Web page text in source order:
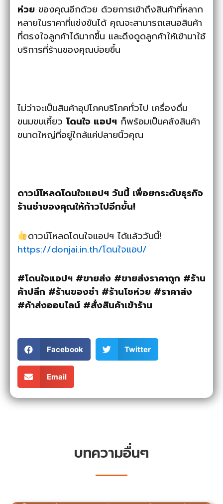
ห่วย ของคุณอีกด้วย ด้วยการเข้าถึงสินค้าที่หลาก
หลายในราคาที่แข่งขันได้ คุณจะสามารถเสนอสินค้า
ที่ตรงใจลูกค้าได้มากขึ้น และดึงดูดลูกค้าให้เข้ามาใช้
บริการที่ร้านของคุณบ่อยขึ้น
ไม่ว่าจะเป็นสินค้าอุปโภคบริโภคทั่วไป เครื่องดื่ม
ขนมขบเคี้ยว โดนใจ แอปฯ ก็พร้อมเป็นคลังสินค้า
ขนาดใหญ่ที่อยู่ใกล้แค่ปลายนิ้วคุณ
ดาวน์โหลดโดนใจแอปฯ วันนี้ เพื่อยกระดับธุรกิจ
ร้านชำของคุณให้ก้าวไปอีกขั้น!
ดาวน์โหลดโดนใจแอปฯ ได้แล้ววันนี้!
https://donjai.in.th/โดนใจแอป/
#โดนใจแอปฯ #ขายส่ง #ขายส่งราคาถูก #ร้าน
ค้าปลีก #ร้านของชำ #ร้านโชห่วย #ราคาส่ง
#ค้าส่งออนไลน์ #สั่งสินค้าเข้าร้าน
Facebook Twitter
Email
บทความอื่นๆ